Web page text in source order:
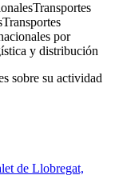
Transportes
Transportes
por
y distribución
sobre su actividad
de Llobregat,